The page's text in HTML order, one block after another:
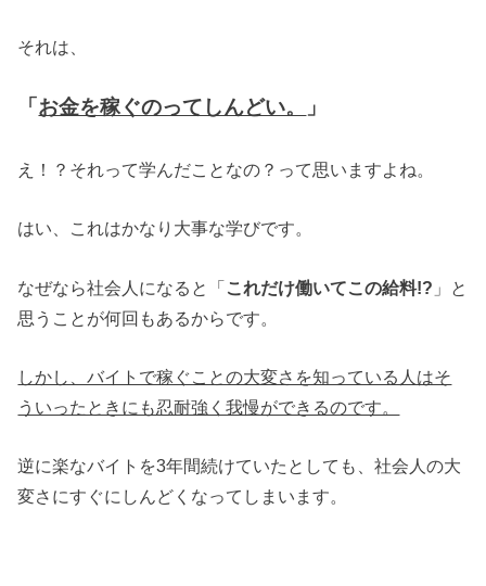
それは、
「 お金を稼ぐのってしんどい。 」
え！？それって学んだことなの？って思いますよね。
はい、これはかなり大事な学びです。
なぜなら社会人になると「これだけ働いてこの給料!? 」と
思うことが何回もあるからです。
しかし、バイトで稼ぐことの大変さを知っている人はそ
ういったときにも忍耐強く我慢ができるのです。
逆に楽なバイトを3年間続けていたとしても、社会人の大
変さにすぐにしんどくなってしまいます。